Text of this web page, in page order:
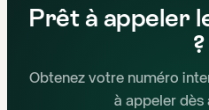
Prêt à appeler
?
Obtenez votre numéro
à appeler dès